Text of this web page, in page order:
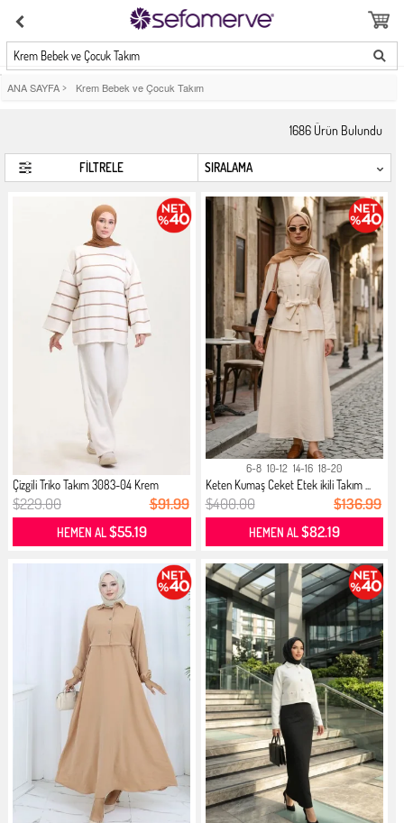
Krem Bebek ve Çocuk Takım
ANA SAYFA > Krem Bebek ve Çocuk Takım
1686 Ürün Bulundu
FİLTRELE
Çizgili Triko Takım 3083-04 Krem
$229.00 $91.99
HEMEN AL$55.19
6-8 10-12 14-16 18-20
Keten Kumaş Ceket Etek ikili Takım ...
$400.00 $136.99
HEMEN AL$82.19